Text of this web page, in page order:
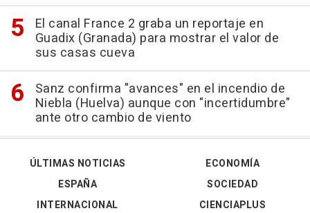
El canal France 2 graba un reportaje en
Guadix (Granada) para mostrar el valor de
sus casas cueva
Sanz confirma "avances" en el incendio de
Niebla (Huelva) aunque con "incertidumbre"
ante otro cambio de viento
ÚLTIMAS NOTICIAS
ESPAÑA
INTERNACIONAL
ECONOMÍA
SOCIEDAD
CIENCIAPLUS